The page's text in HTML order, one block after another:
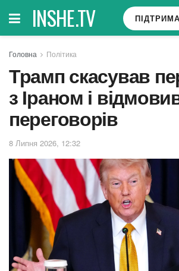
INSHE.TV
Головна Політика
Трамп скасував
з Іраном і
переговорів
8 Липня 2026, 12:32